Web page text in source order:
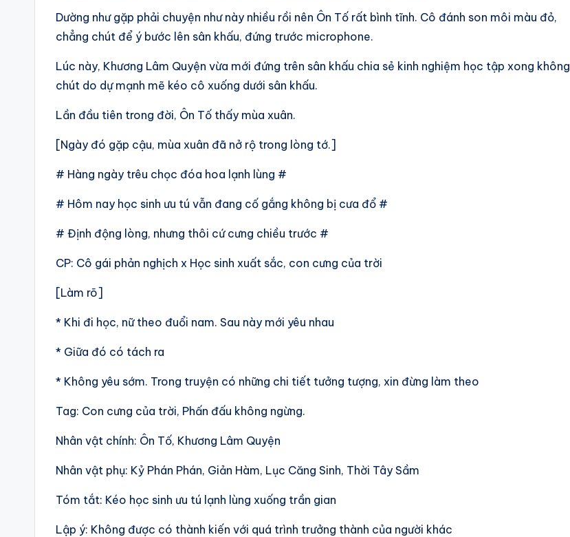
Dường như gặp phải chuyện như này nhiều rồi nên Ôn Tố rất bình tĩnh. Cô đánh son môi màu đỏ,
chẳng chút để ý bước lên sân khấu, đứng trước microphone.
Lúc này, Khương Lâm Quyện vừa mới đứng trên sân khấu chia sẻ kinh nghiệm học tập xong không
chút do dự mạnh mẽ kéo cô xuống dưới sân khấu.
Lần đầu tiên trong đời, Ôn Tố thấy mùa xuân.
[Ngày đó gặp cậu, mùa xuân đã nở rộ trong lòng tớ.]
# Hàng ngày trêu chọc đóa hoa lạnh lùng #
# Hôm nay học sinh ưu tú vẫn đang cố gắng không bị cưa đổ #
# Định động lòng, nhưng thôi cứ cưng chiều trước #
CP: Cô gái phản nghịch x Học sinh xuất sắc, con cưng của trời
[Làm rõ]
* Khi đi học, nữ theo đuổi nam. Sau này mới yêu nhau
* Giữa đó có tách ra
* Không yêu sớm. Trong truyện có những chi tiết tưởng tượng, xin đừng làm theo
Tag: Con cưng của trời, Phấn đấu không ngừng.
Nhân vật chính: Ôn Tố, Khương Lâm Quyện
Nhân vật phụ: Kỷ Phán Phán, Giản Hàm, Lục Căng Sinh, Thời Tây Sầm
Tóm tắt: Kéo học sinh ưu tú lạnh lùng xuống trần gian
Lập ý: Không được có thành kiến với quá trình trưởng thành của người khác